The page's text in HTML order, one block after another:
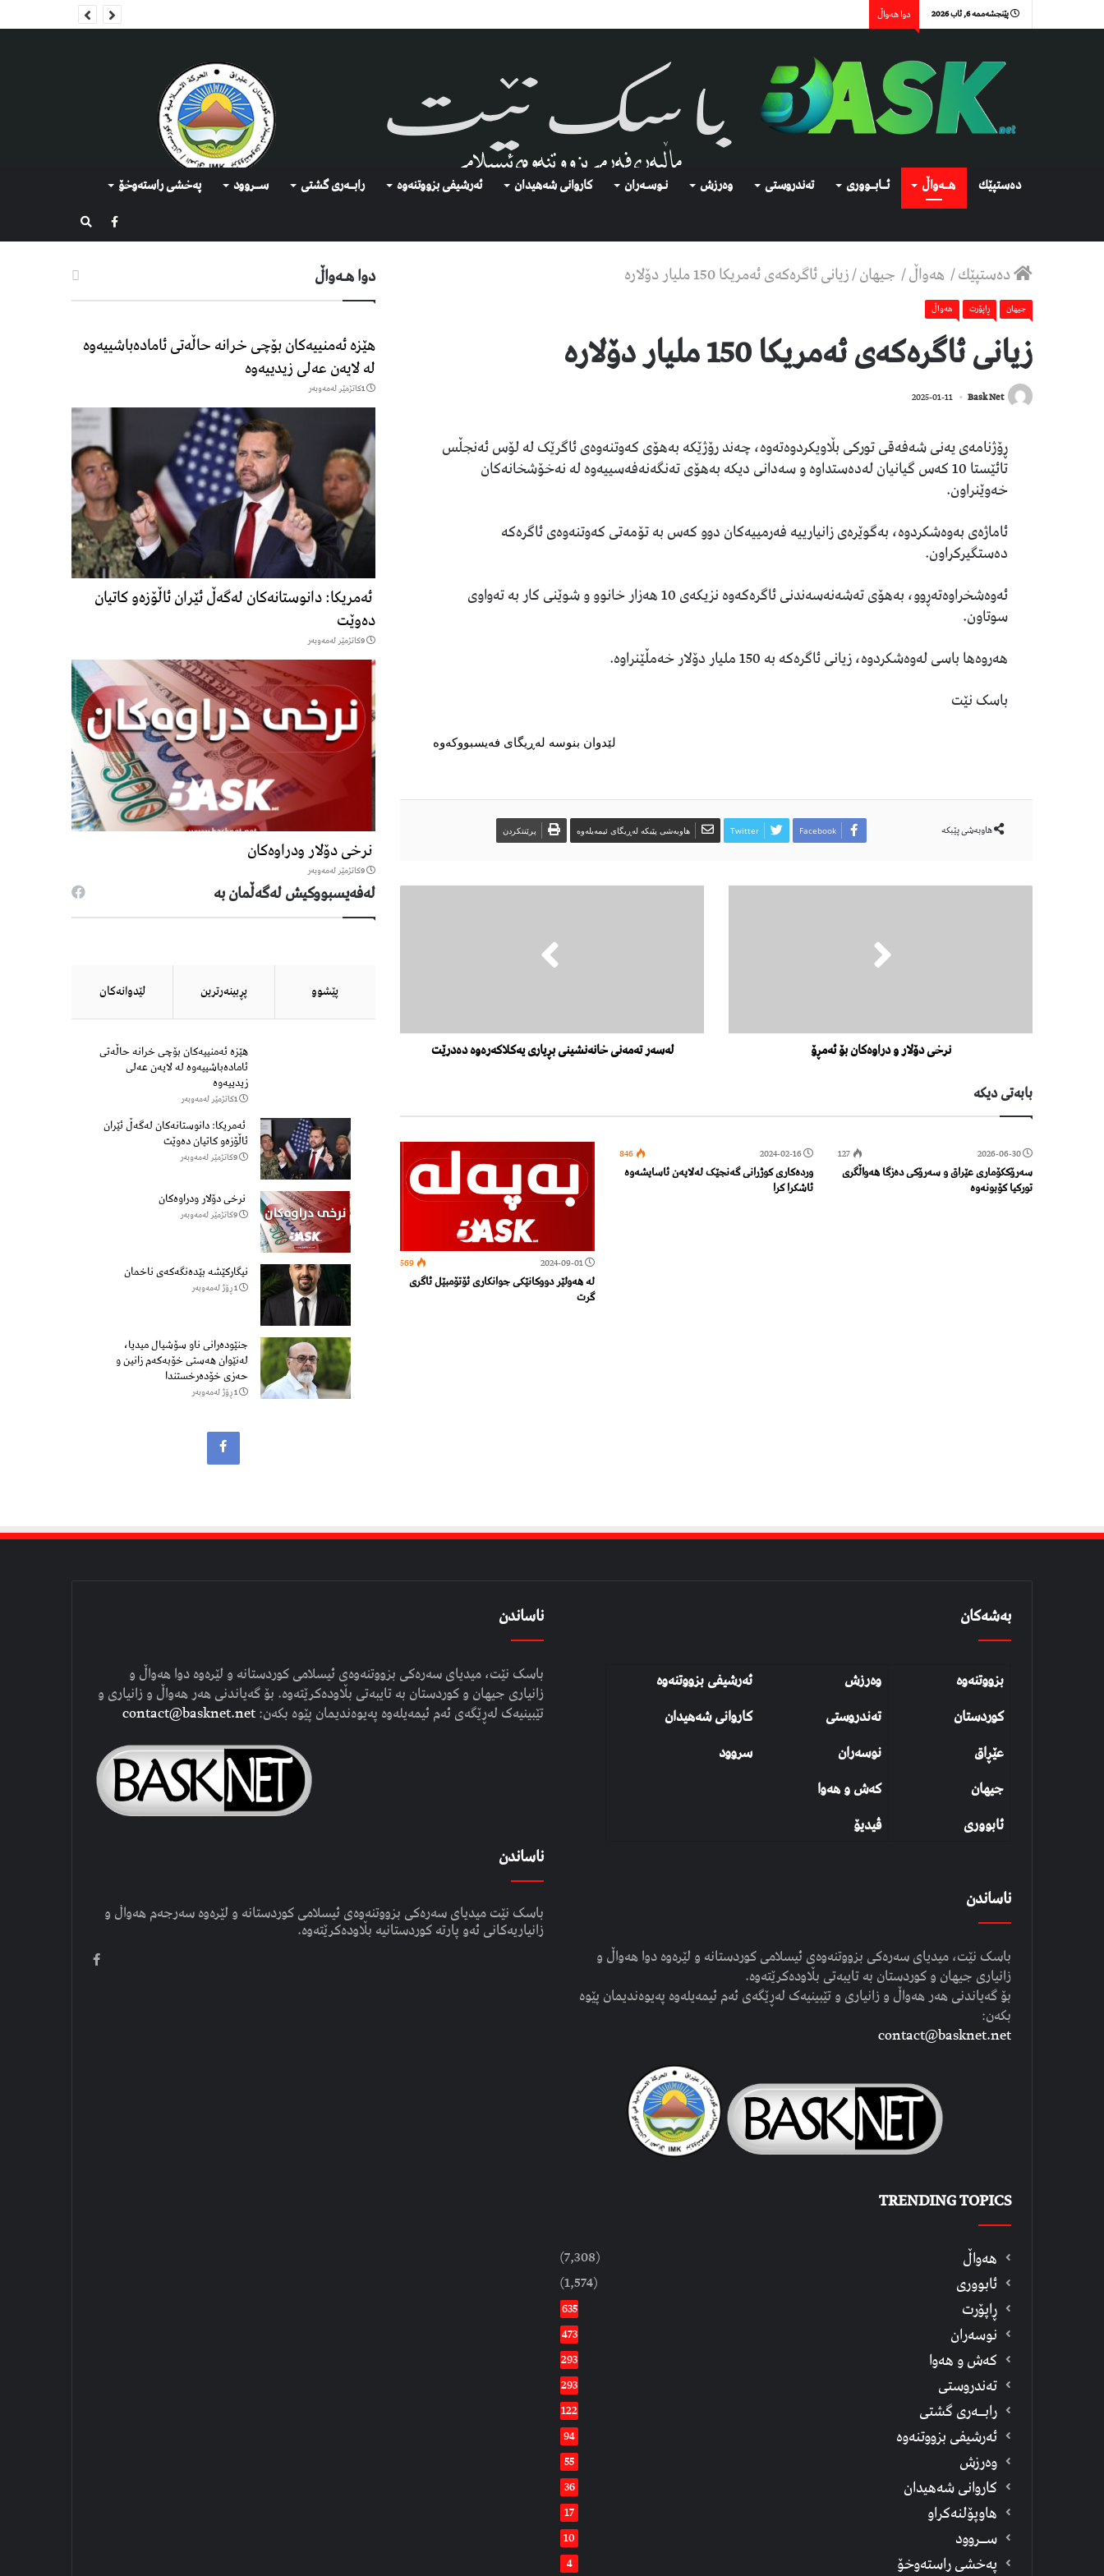
پێنجشەممە 6, ئاب 2026 دوا هەواڵ
دەستپێك هــەواڵ ئــابــووری تەندروستی وەرزش نـوسـەران كاروانی شەهیدان ئەرشیفى بزووتنەوە رابــه‌ری گشتی ســروود په‌خشی راسته‌وخۆ
گەڕان
دەستپێك/ هەواڵ/ جیهان/زیانی ئاگرەکەی ئەمریکا 150 ملیار دۆلارە
جیهان ڕاپۆرت هەواڵ
زیانی ئاگرەکەی ئەمریکا 150 ملیار دۆلارە
Bask Net
2025-01-11
ڕۆژنامەی یەنی شەفەقی توركی بڵاویكردوەتەوە، چەند رۆژێکە بەهۆی کەوتنەوەى ئاگرێک لە لۆس ئەنجڵس
تائێستا 10 کەس گیانیان لەدەستداوە و سەدانی دیکە بەهۆی تەنگەنەفەسییەوە لە نەخۆشخانەکان
خەوێنراون.
ئاماژەی بەوەشكردوە، بەگوێرەى زانیارییە فەرمییەکان دوو کەس بە تۆمەتی کەوتنەوەى ئاگرەکە
دەستگیرکراون.
ئەوەشخراوەتەڕوو، بەهۆی تەشەنەسەندنی ئاگرەکەوە نزیکەى 10 هەزار خانوو و شوێنی کار بە تەواوی
سوتاون.
هەروەها باسی لەوەشكردوە، زیانی ئاگرەکە بە 150 ملیار دۆلار خەمڵێنراوە.
باسک نێت
لێدوان بنوسە لەڕیگای فەیسبووکەوە
هاوبەشی پێبكە Facebook
Twitter هاوبەشی پێبکە لەڕیگای ئیمەیلەوە پرێنتکردن
نرخی دۆلار و دراوەکان بۆ ئەمڕۆ لەسەر تەمەنی خانەنشینی بڕیاری یەکلاکەرەوە دەدرێت
بابەتی دیكە
2026-06-30
127
سەرۆککۆماری عێراق و سەرۆکی دەزگا هەواڵگری
تورکیا کۆبونەوە
2024-02-16
846
وردەکاری کوژرانی گەنجێک لەلایەن ئاسایشەوە
ئاشکرا کرا
2024-09-01
569
لە هەولێر دووکانێکی جوانکاری ئۆتۆمبێل ئاگری
گرت
دوا هـه‌واڵ
هێزه‌ ئه‌منییه‌كان بۆچی خرانە حاڵه‌تی ئاماده‌باشییه‌وه‌
لە لایەن عەلی زیدییەوە
1كاتژمێر لەمەوبەر
ئەمریکا: دانوستانەکان لەگەڵ ئێران ئاڵۆزەو کاتیان
دەوێت
9كاتژمێر لەمەوبەر
نرخی دۆلار ودراوەکان
9كاتژمێر لەمەوبەر
لەفەیسبووكیش لەگەڵمان بە
پێشوو پڕبینەرترین لێدوانەكان
هێزه‌ ئه‌منییه‌كان بۆچی خرانە حاڵه‌تی
ئاماده‌باشییه‌وه‌ لە لایەن عەلی
زیدییەوە
1كاتژمێر لەمەوبەر
ئەمریکا: دانوستانەکان لەگەڵ ئێران
ئاڵۆزەو کاتیان دەوێت
9كاتژمێر لەمەوبەر
نرخی دۆلار ودراوەکان
9كاتژمێر لەمەوبەر
نیگارکێشە بێدەنگەکەی ناخمان
1 ڕۆژ لەمەوبەر
جنێودەرانی ناو سۆشیال میدیا،
لەنێوان هەستی خۆبەکەم زانین و
حەزی خۆدەرخستندا
1 ڕۆژ لەمەوبەر
بەشەکان
بزووتنەوە
کوردستان
عێڕاق
جیهان
ئابووری
وەرزش
تەندروستی
نوسەران
کەش و هەوا
ڤیدیۆ
ئەرشیفی بزووتنەوە
کاروانی شەهیدان
سروود
ناساندن
باسک نێت، میدیای سەرەکی بزووتنەوەی ئیسلامی کوردستانە و لێرەوە دوا هەواڵ و
زانیاری جیهان و کوردستان بە تایبەتی بڵاودەکرێتەوە.
بۆ گەیاندنی هەر هەواڵ و زانیاری و تێبینیەک لەڕێگەی ئەم ئیمەیلەوە پەیوەندیمان پێوە
بکەن:
contact@basknet.net
TRENDING TOPICS
هەواڵ (7,308)
ئابووری (1,574)
ڕاپۆرت 635
نوسەران 473
كەش و هەوا 293
تەندروستی 293
رابــه‌ری گشتی 122
ئەرشیفى بزووتنەوە 94
وەرزش 55
كاروانی شەهیدان 36
هاوپۆلنەكراو 17
ســروود 10
په‌خشی راسته‌وخۆ 4
ناساندن
باسک نێت، میدیای سەرەکی بزووتنەوەی ئیسلامی کوردستانە و لێرەوە دوا هەواڵ و
زانیاری جیهان و کوردستان بە تایبەتی بڵاودەکرێتەوە. بۆ گەیاندنی هەر هەواڵ و زانیاری و
تێبینیەک لەڕێگەی ئەم ئیمەیلەوە پەیوەندیمان پێوە بکەن:contact@basknet.net
ناساندن
باسک نێت میدیای سەرەکی بزووتنەوەی ئیسلامی کوردستانە و لێرەوە سەرجەم هەواڵ و
زانیاریەکانی ئەو پارتە کوردستانیە بڵاودەکرێتەوە.